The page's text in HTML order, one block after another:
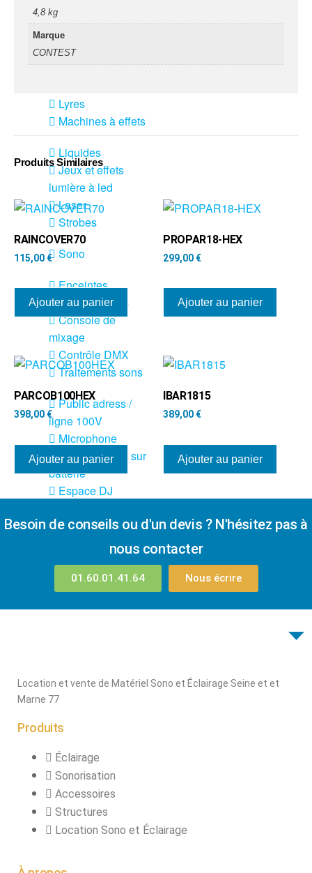
Projecteurs LED
Accessoires
éclairage
Lyres
Machines à effets
Liquides
Jeux et effets
lumière à led
Laser
Strobes
Sono
Enceintes
Amplificateurs
Console de
mixage
Contrôle DMX
Traitements sons
Public adress /
ligne 100V
Microphone
Sono portable sur
batterie
Espace DJ
Accessoires
connecteurs
Structures, ponts
et pieds
X
4,8 kg
Marque
CONTEST
Produits Similaires
RAINCOVER70
115,00 €
Ajouter au panier
PROPAR18-HEX
299,00 €
Ajouter au panier
PARCOB100HEX
398,00 €
Ajouter au panier
IBAR1815
389,00 €
Ajouter au panier
Besoin de conseils ou d'un devis ? N'hésitez pas à
nous contacter
01.60.01.41.64 Nous écrire
Location et vente de Matériel Sono et Éclairage Seine et et
Marne 77
Produits
Éclairage
Sonorisation
Accessoires
Structures
Location Sono et Éclairage